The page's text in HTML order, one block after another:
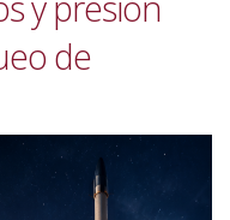
de